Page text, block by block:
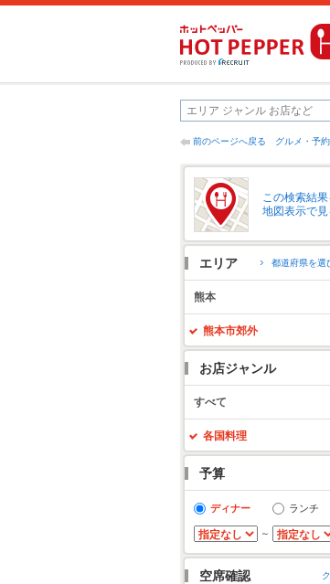
前のページへ戻る グルメ・予
この検索結果
地図表示で見
エリア 都道府県を選
熊本
熊本市郊外
お店ジャンル
すべて
各国料理
予算
ディナー ランチ
～
空席確認